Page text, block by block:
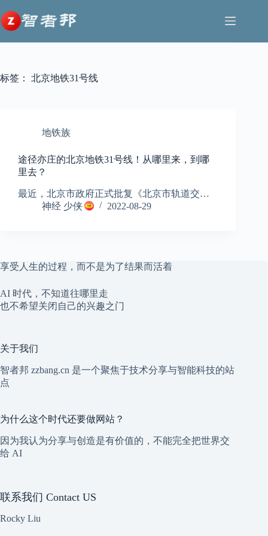
至
内
容
标签： 北京地铁31号线
地铁族
途径亦庄的北京地铁31号线！从哪里来，到哪
里去？
最近，北京市政府正式批复《北京市轨道交…
神经 少侠
2022-08-29
享受人生的过程，而不是为了结果而活着
AI 时代，不知道往哪里走
也不希望关闭自己的兴趣之门
关于我们
智者邦 zzbang.cn 是一个聚焦于技术分享与智能科技的站
点
为什么这个时代还要做网站？
因为我认为分享与创造是有价值的，不能完全把世界交
给 AI
联系我们 Contact US
Rocky Liu